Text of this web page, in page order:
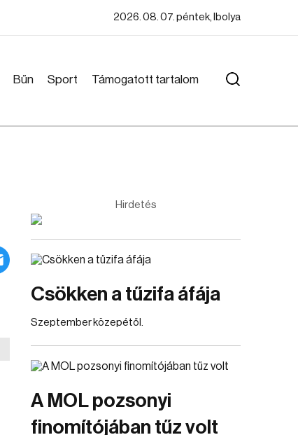
2026. 08. 07. péntek, Ibolya
Bűn Sport Támogatott tartalom
Hirdetés
Csökken a tűzifa áfája
Szeptember közepétől.
A MOL pozsonyi
finomítójában tűz volt